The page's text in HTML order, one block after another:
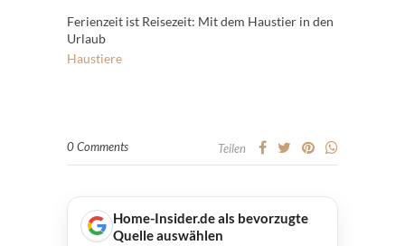
Ferienzeit ist Reisezeit: Mit dem Haustier in den
Urlaub
Haustiere
0 Comments Teilen
Home-Insider.de als bevorzugte
Quelle auswählen